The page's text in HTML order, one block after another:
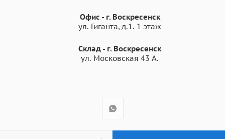
Офис - г. Воскресенск
ул. Гиганта, д.1. 1 этаж
Склад - г. Воскресенск
ул. Московская 43 А.